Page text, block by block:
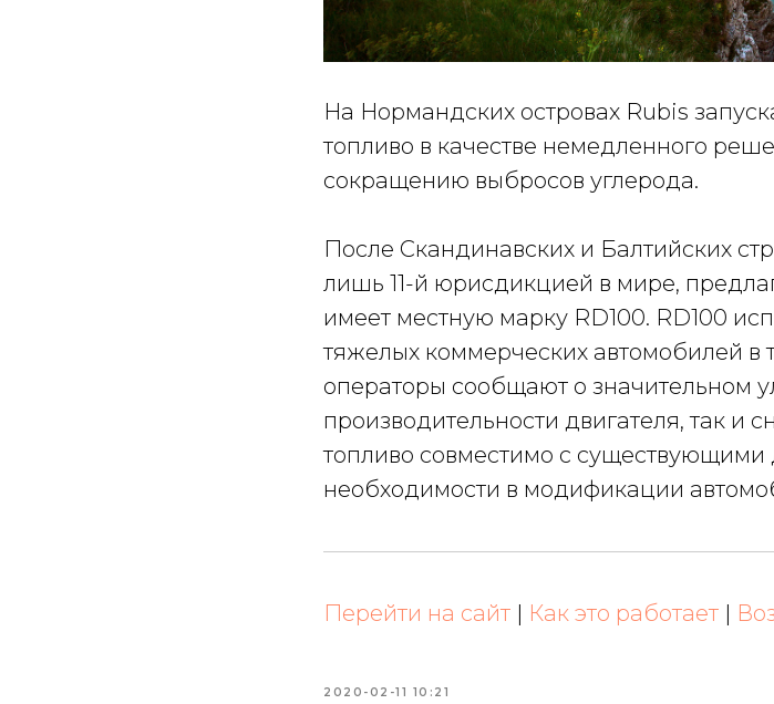
На Нормандских островах Rubis
топливо в качестве немедленного
сокращению выбросов углерода.
После Скандинавских и Балтийских
лишь 11-й юрисдикцией в мире,
имеет местную марку RD100. RD100
тяжелых коммерческих автомобилей в
операторы сообщают о значительном
производительности двигателя, так
топливо совместимо с
необходимости в модификации
Перейти на сайт | Как это работает |
2020-02-11 10:21